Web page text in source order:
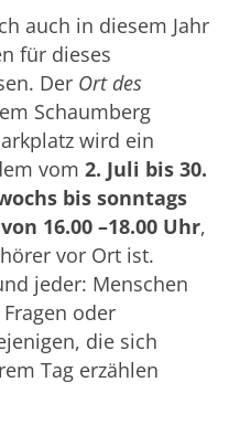
auch in diesem Jahr
für dieses
Der Ort des
Schaumberg
wird ein
vom 2. Juli bis 30.
bis sonntags
16.00 –18.00 Uhr,
vor Ort ist.
jeder: Menschen
oder
die sich
Tag erzählen